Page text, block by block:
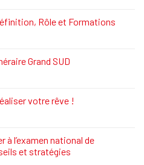
Rôle et Formations
Grand SUD
votre rêve !
à l’examen national de
et stratégies